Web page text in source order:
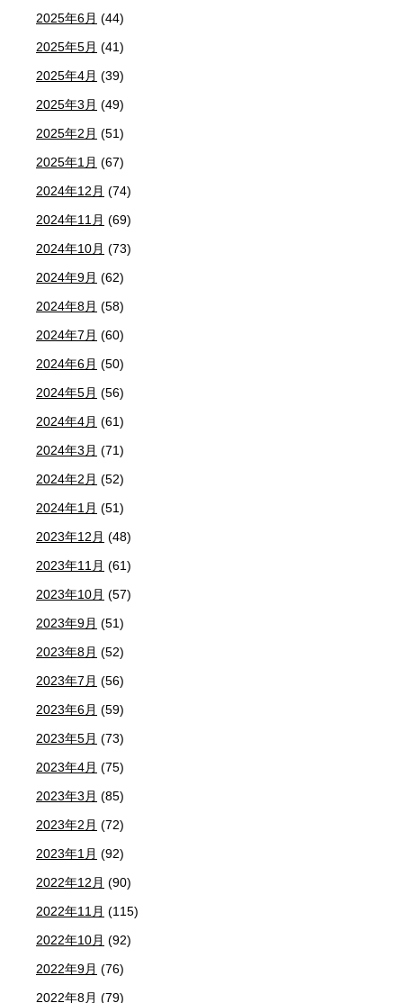
2025年6月 (44)
2025年5月 (41)
2025年4月 (39)
2025年3月 (49)
2025年2月 (51)
2025年1月 (67)
2024年12月 (74)
2024年11月 (69)
2024年10月 (73)
2024年9月 (62)
2024年8月 (58)
2024年7月 (60)
2024年6月 (50)
2024年5月 (56)
2024年4月 (61)
2024年3月 (71)
2024年2月 (52)
2024年1月 (51)
2023年12月 (48)
2023年11月 (61)
2023年10月 (57)
2023年9月 (51)
2023年8月 (52)
2023年7月 (56)
2023年6月 (59)
2023年5月 (73)
2023年4月 (75)
2023年3月 (85)
2023年2月 (72)
2023年1月 (92)
2022年12月 (90)
2022年11月 (115)
2022年10月 (92)
2022年9月 (76)
2022年8月 (79)